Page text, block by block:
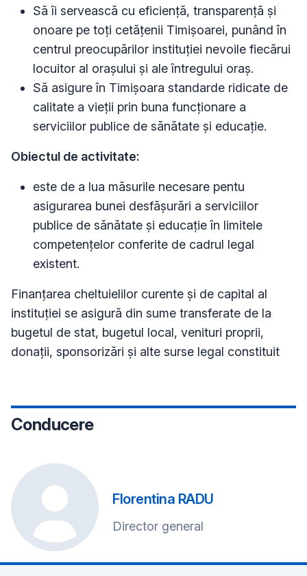
Să îi servească cu eficiență, transparență și
onoare pe toți cetățenii Timișoarei, punând în
centrul preocupărilor instituției nevoile fiecărui
locuitor al orașului și ale întregului oraș.
Să asigure în Timișoara standarde ridicate de
calitate a vieții prin buna funcționare a
serviciilor publice de sănătate și educație.
Obiectul de activitate:
este de a lua măsurile necesare pentu
asigurarea bunei desfășurări a serviciilor
publice de sănătate și educație în limitele
competențelor conferite de cadrul legal
existent.
Finanțarea cheltuielilor curente și de capital al
instituției se asigură din sume transferate de la
bugetul de stat, bugetul local, venituri proprii,
donații, sponsorizări și alte surse legal constituit
Conducere
Florentina RADU
Director general